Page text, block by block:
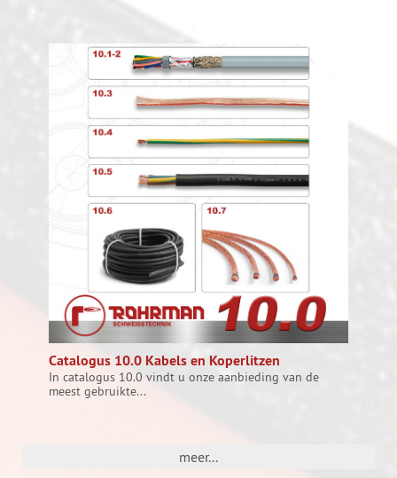
Catalogus 10.0 Kabels en Koperlitzen
In catalogus 10.0 vindt u onze aanbieding van de
meest gebruikte...
meer...